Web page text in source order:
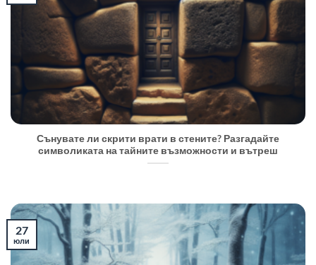
Сънувате ли скрити врати в стените? Разгадайте
символиката на тайните възможности и вътреш
27
юли